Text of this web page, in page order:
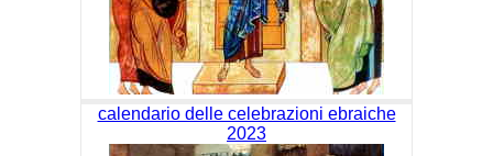
calendario delle celebrazioni ebraiche
2023